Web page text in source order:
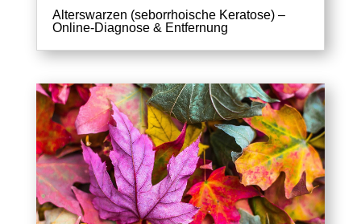
Alterswarzen (seborrhoische Keratose) –
Online-Diagnose & Entfernung